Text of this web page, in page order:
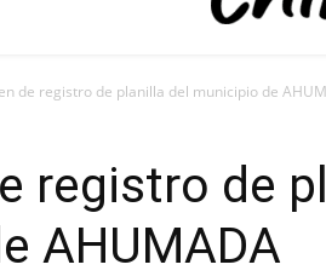
de registro de planilla del municipio de
registro de
AHUMADA